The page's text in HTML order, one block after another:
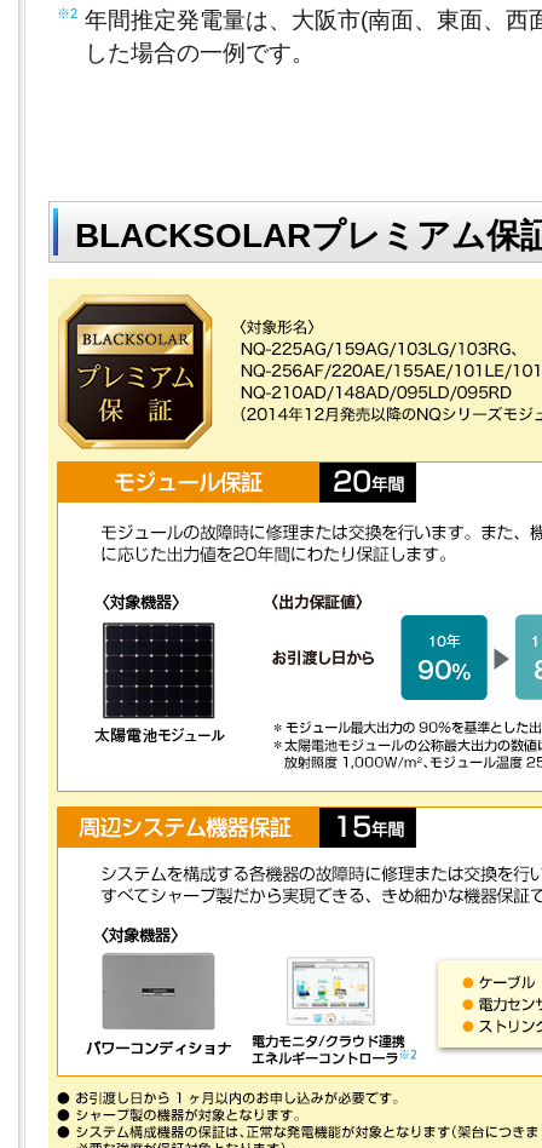
※2 年間推定発電量は、大阪市(南面、東面、西
した場合の一例です。
BLACKSOLARプレミアム保